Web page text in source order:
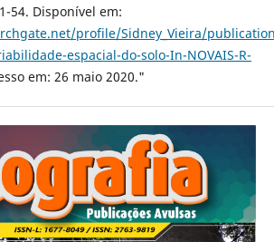
54. Disponível em:
profile/Sidney_Vieira/publication/
espacial-do-solo-In-NOVAIS-R-
em: 26 maio 2020."